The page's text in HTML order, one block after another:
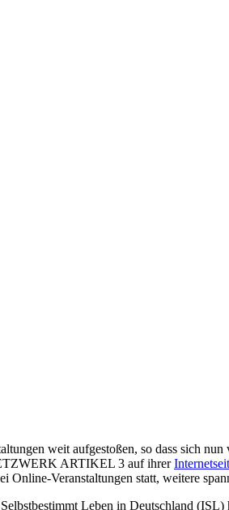
weit aufgestoßen, so dass sich
ARTIKEL 3 auf ihrer
Veranstaltungen statt, weitere
Leben in Deutschland (ISL)